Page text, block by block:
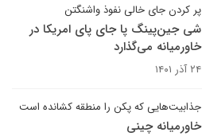
پر کردن جای خالی نفوذ واشنگتن
شی جین‌پینگ پا جای پای امریکا در
خاورمیانه می‌گذارد
۲۴ آذر ۱۴۰۱
جذابیت‌هایی که پکن را منطقه کشانده است
خاورمیانه چینی